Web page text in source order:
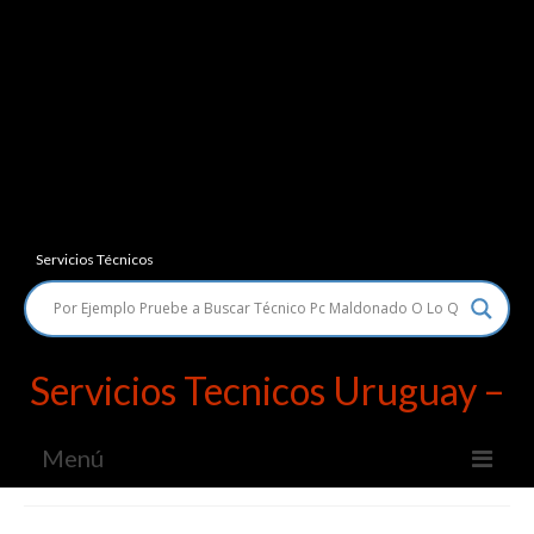
Servicios Técnicos
Servicios Tecnicos Uruguay –
Menú